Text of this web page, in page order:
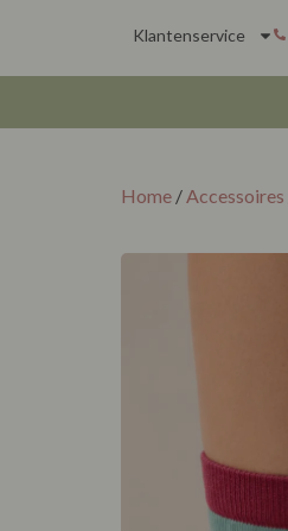
Klantenservice
Home / Accessoires